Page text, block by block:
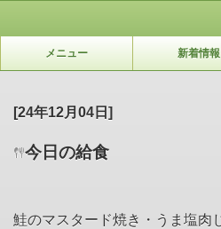
メニュー 新着情報
[24年12月04日]
今日の給食
鮭のマスタード焼き・うま塩肉